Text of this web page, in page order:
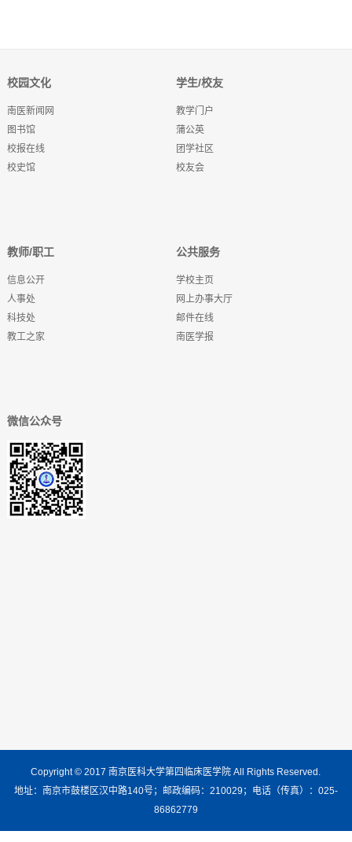
校园文化
南医新闻网
图书馆
校报在线
校史馆
学生/校友
教学门户
蒲公英
团学社区
校友会
教师/职工
信息公开
人事处
科技处
教工之家
公共服务
学校主页
网上办事大厅
邮件在线
南医学报
微信公众号
Copyright © 2017 南京医科大学第四临床医学院 All Rights Reserved.
地址：南京市鼓楼区汉中路140号；邮政编码：210029；电话（传真）：025-
86862779